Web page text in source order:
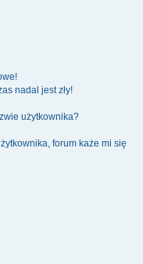
nadal jest zły!
użytkownika?
forum każe mi się